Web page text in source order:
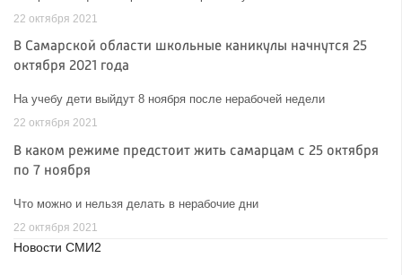
22 октября 2021
В Самарской области школьные каникулы начнутся 25
октября 2021 года
На учебу дети выйдут 8 ноября после нерабочей недели
22 октября 2021
В каком режиме предстоит жить самарцам с 25 октября
по 7 ноября
Что можно и нельзя делать в нерабочие дни
22 октября 2021
Новости СМИ2